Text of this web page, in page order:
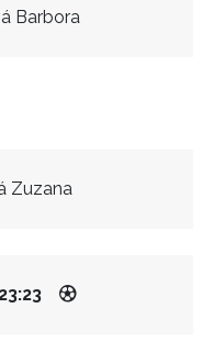
Barbora
Zuzana
23:23